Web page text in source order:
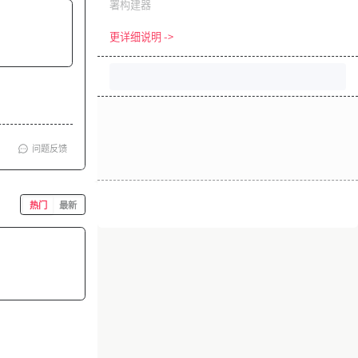
问题反馈
热门 最新
署构建器
更详细说明 ->